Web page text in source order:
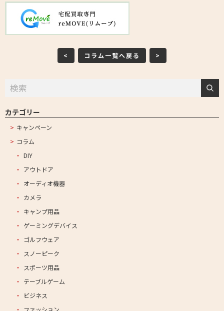
< コラム一覧へ戻る >
カテゴリー
キャンペーン
コラム
DIY
アウトドア
オーディオ機器
カメラ
キャンプ用品
ゲーミングデバイス
ゴルフウェア
スノーピーク
スポーツ用品
テーブルゲーム
ビジネス
ファッション